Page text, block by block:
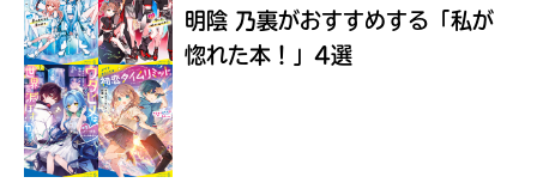
明陰 乃裏がおすすめする 「私が
惚れた本！」4選
に
エ